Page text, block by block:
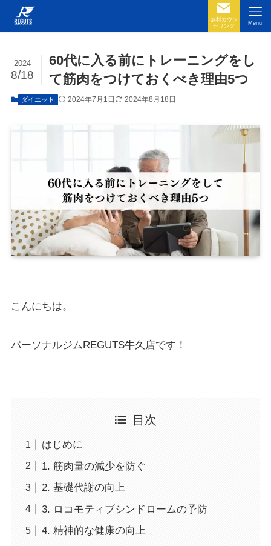
無料カウン
セリング
Menu
60代に入る前にトレーニングをし
て筋肉をつけておくべき理由5つ
2024
8/18
ダイエット 2024年7月1日 2024年8月18日
こんにちは。
パーソナルジムREGUTS牛久店です！
目次
はじめに
1. 筋肉量の減少を防ぐ
2. 基礎代謝の向上
3. ロコモティブシンドロームの予防
4. 精神的な健康の向上